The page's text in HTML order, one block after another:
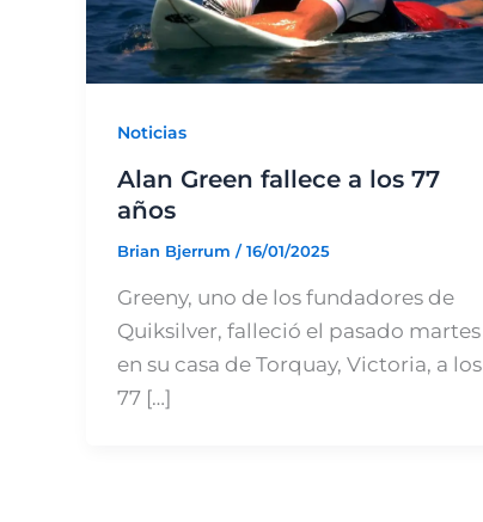
Noticias
Alan Green fallece a los 77
años
Brian Bjerrum /16/01/2025
Greeny, uno de los fundadores de
Quiksilver, falleció el pasado martes
en su casa de Torquay, Victoria, a los
77 […]